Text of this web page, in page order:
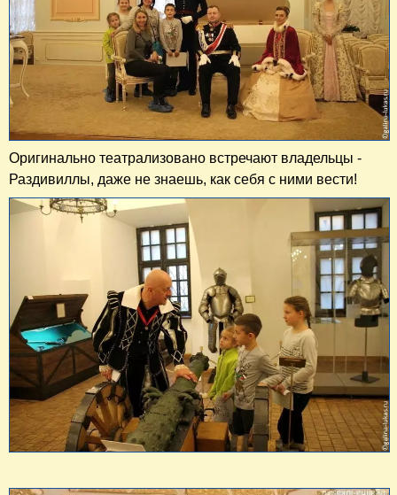
Оригинально театрализовано встречают владельцы -
Раздивиллы, даже не знаешь, как себя с ними вести!